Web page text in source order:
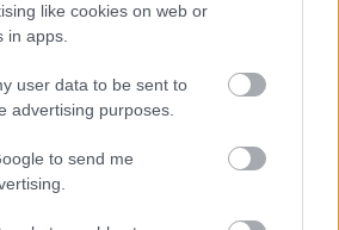
like cookies on web or
in apps.
user data to be sent to
advertising purposes.
to send me
az Adventure Time: Heyo BMO,
játékkonzol új barátokat szerez.
Anstee projektje.
érkezik, azt még nem tudni. A
visszanézhető a Maxon,